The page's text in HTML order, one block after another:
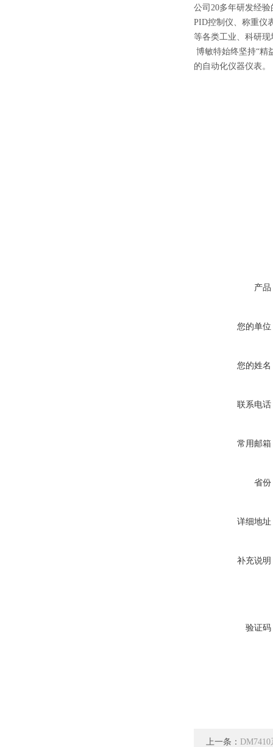
公司20多年研发经
PID控制仪、称重仪
等各类工业、科研现
博敏特始终坚持“精
的自动化仪器仪表。
产品
您的单位
您的姓名
联系电话
常用邮箱
省份
详细地址
补充说明
验证码
上一条：